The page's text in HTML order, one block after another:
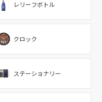
レリーフボトル
クロック
ステーショナリー